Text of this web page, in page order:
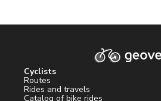
Cyclists
Routes
Rides and travels
Catalog of bike rides